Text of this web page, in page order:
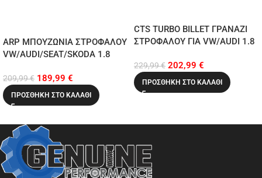
ARP ΜΠΟΥΖΩΝΙΑ ΣΤΡΟΦΑΛΟΥ
VW/AUDI/SEAT/SKODA 1.8
209,99€ 189,99 €
ΠΡΟΣΘΉΚΗ ΣΤΟ ΚΑΛΆΘΙ
CTS TURBO BILLET ΓΡΑΝΑΖΙ
ΣΤΡΟΦΑΛΟΥ ΓΙΑ VW/AUDI 1.8
229,99€ 202,99 €
ΠΡΟΣΘΉΚΗ ΣΤΟ ΚΑΛΆΘΙ